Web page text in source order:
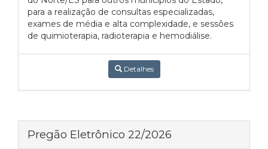
para a realização de consultas especializadas,
exames de média e alta complexidade, e sessões
de quimioterapia, radioterapia e hemodiálise.
Detalhes
Pregão Eletrônico 22/2026